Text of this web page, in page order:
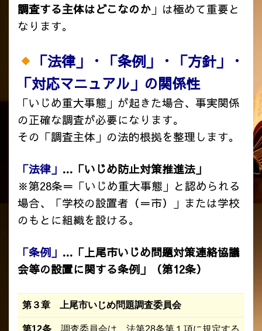
調査する主体はどこなのか 」は極めて重要と
なります。
「法律」・「条例」・「方針」・
「対応マニュアル」の関係性
「いじめ重大事態」が起きた場合、事実関係
の正確な調査が必要になります。
その「調査主体」の法的根拠を整理します。
「法律」 …「いじめ防止対策推進法」
※第28条＝「いじめ重大事態」と認められる
場合、「学校の設置者（＝市）」または学校
のもとに組織を設ける。
「条例」 …「上尾市いじめ問題対策連絡協議
会等の設置に関する条例」
（第12条）
第３章 上尾市いじめ問題調査委員会
第12条 調査委員会は、法第28条第１項に規定する